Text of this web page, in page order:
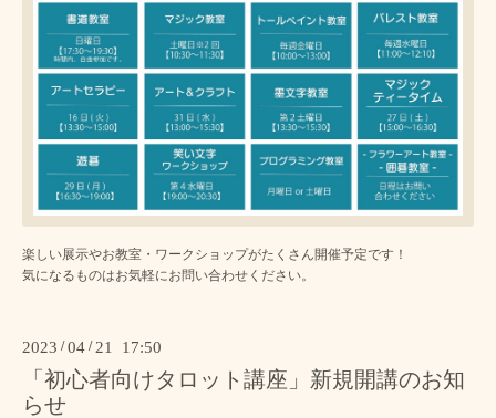
楽しい展示やお教室・ワークショップがたくさん開催予定です！
気になるものはお気軽にお問い合わせください。
2023 /04 / 21 17:50
「初心者向けタロット講座」新規開講のお知
らせ